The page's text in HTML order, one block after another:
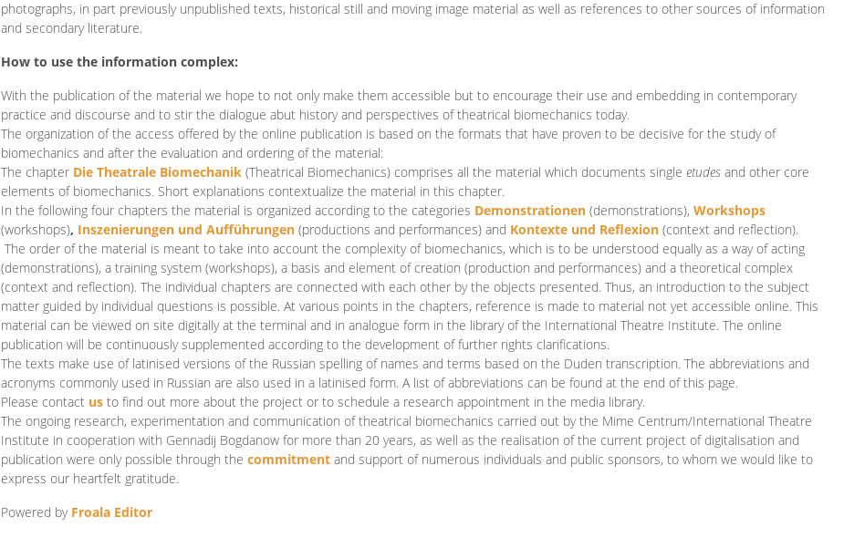
photographs, in part previously unpublished texts, historical still and moving image material as well as references to other sources of information
and secondary literature.
How to use the information complex:
With the publication of the material we hope to not only make them accessible but to encourage their use and embedding in contemporary
practice and discourse and to stir the dialogue abut history and perspectives of theatrical biomechanics today.
The organization of the access offered by the online publication is based on the formats that have proven to be decisive for the study of
biomechanics and after the evaluation and ordering of the material:
The chapter Die Theatrale Biomechanik (Theatrical Biomechanics) comprises all the material which documents single etudes and other core
elements of biomechanics. Short explanations contextualize the material in this chapter.
In the following four chapters the material is organized according to the categories Demonstrationen (demonstrations), Workshops
(workshops), Inszenierungen und Aufführungen (productions and performances) and Kontexte und Reflexion (context and reflection).
The order of the material is meant to take into account the complexity of biomechanics, which is to be understood equally as a way of acting
(demonstrations), a training system (workshops), a basis and element of creation (production and performances) and a theoretical complex
(context and reflection). The individual chapters are connected with each other by the objects presented. Thus, an introduction to the subject
matter guided by individual questions is possible. At various points in the chapters, reference is made to material not yet accessible online. This
material can be viewed on site digitally at the terminal and in analogue form in the library of the International Theatre Institute. The online
publication will be continuously supplemented according to the development of further rights clarifications.
The texts make use of latinised versions of the Russian spelling of names and terms based on the Duden transcription. The abbreviations and
acronyms commonly used in Russian are also used in a latinised form. A list of abbreviations can be found at the end of this page.
Please contact us to find out more about the project or to schedule a research appointment in the media library.
The ongoing research, experimentation and communication of theatrical biomechanics carried out by the Mime Centrum/International Theatre
Institute in cooperation with Gennadij Bogdanow for more than 20 years, as well as the realisation of the current project of digitalisation and
publication were only possible through the commitment and support of numerous individuals and public sponsors, to whom we would like to
express our heartfelt gratitude.
Powered by Froala Editor